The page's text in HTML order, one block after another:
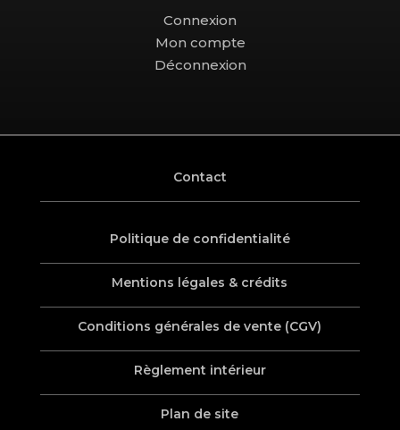
Connexion
Mon compte
Déconnexion
Contact
Politique de confidentialité
Mentions légales & crédits
Conditions générales de vente (CGV)
Règlement intérieur
Plan de site